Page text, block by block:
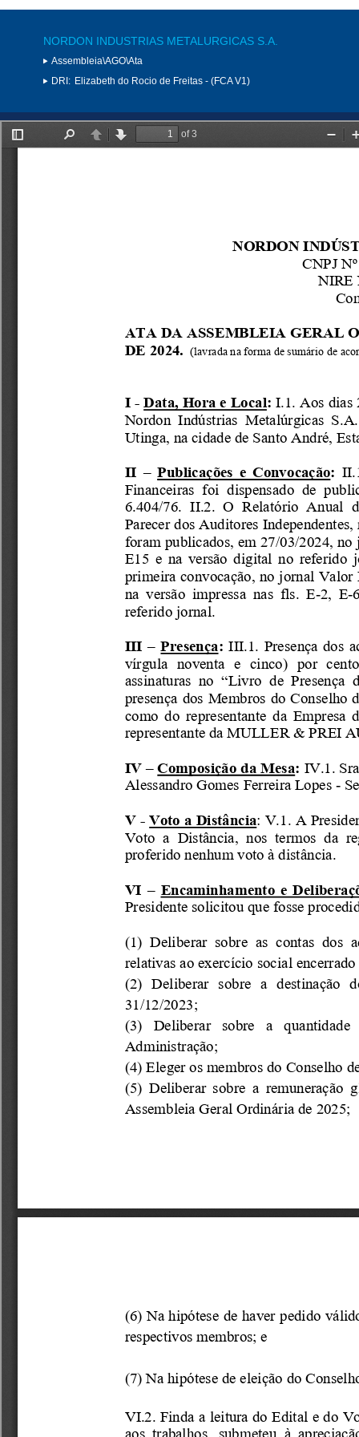
NORDON INDUSTRIAS METALURGICAS S.A.
Assembleia\AGO\Ata
DRI: Elizabeth do Rocio de Freitas - (FCA V1)